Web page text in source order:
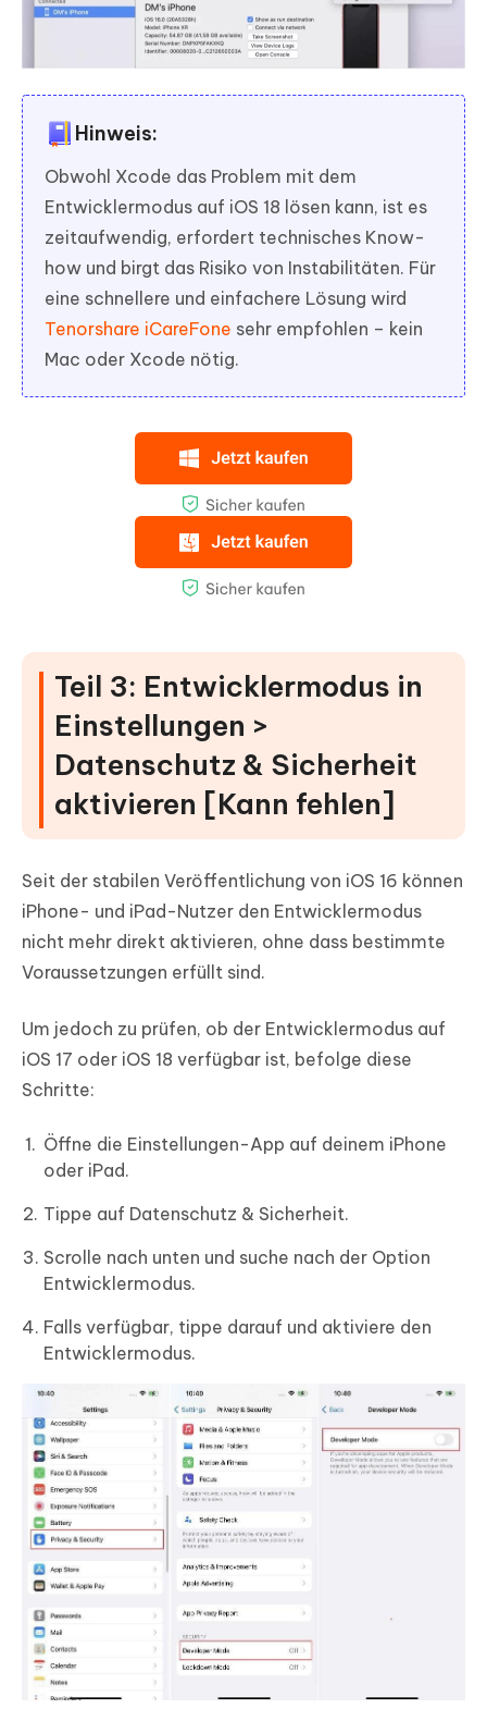
Hinweis:
Obwohl Xcode das Problem mit dem
Entwicklermodus auf iOS 18 lösen kann, ist es
zeitaufwendig, erfordert technisches Know-
how und birgt das Risiko von Instabilitäten. Für
eine schnellere und einfachere Lösung wird
Tenorshare iCareFone sehr empfohlen – kein
Mac oder Xcode nötig.
Teil 3: Entwicklermodus in
Einstellungen >
Datenschutz & Sicherheit
aktivieren [Kann fehlen]
Seit der stabilen Veröffentlichung von iOS 16 können
iPhone- und iPad-Nutzer den Entwicklermodus
nicht mehr direkt aktivieren, ohne dass bestimmte
Voraussetzungen erfüllt sind.
Um jedoch zu prüfen, ob der Entwicklermodus auf
iOS 17 oder iOS 18 verfügbar ist, befolge diese
Schritte:
Öffne die Einstellungen-App auf deinem iPhone
oder iPad.
Tippe auf Datenschutz & Sicherheit.
Scrolle nach unten und suche nach der Option
Entwicklermodus.
Falls verfügbar, tippe darauf und aktiviere den
Entwicklermodus.